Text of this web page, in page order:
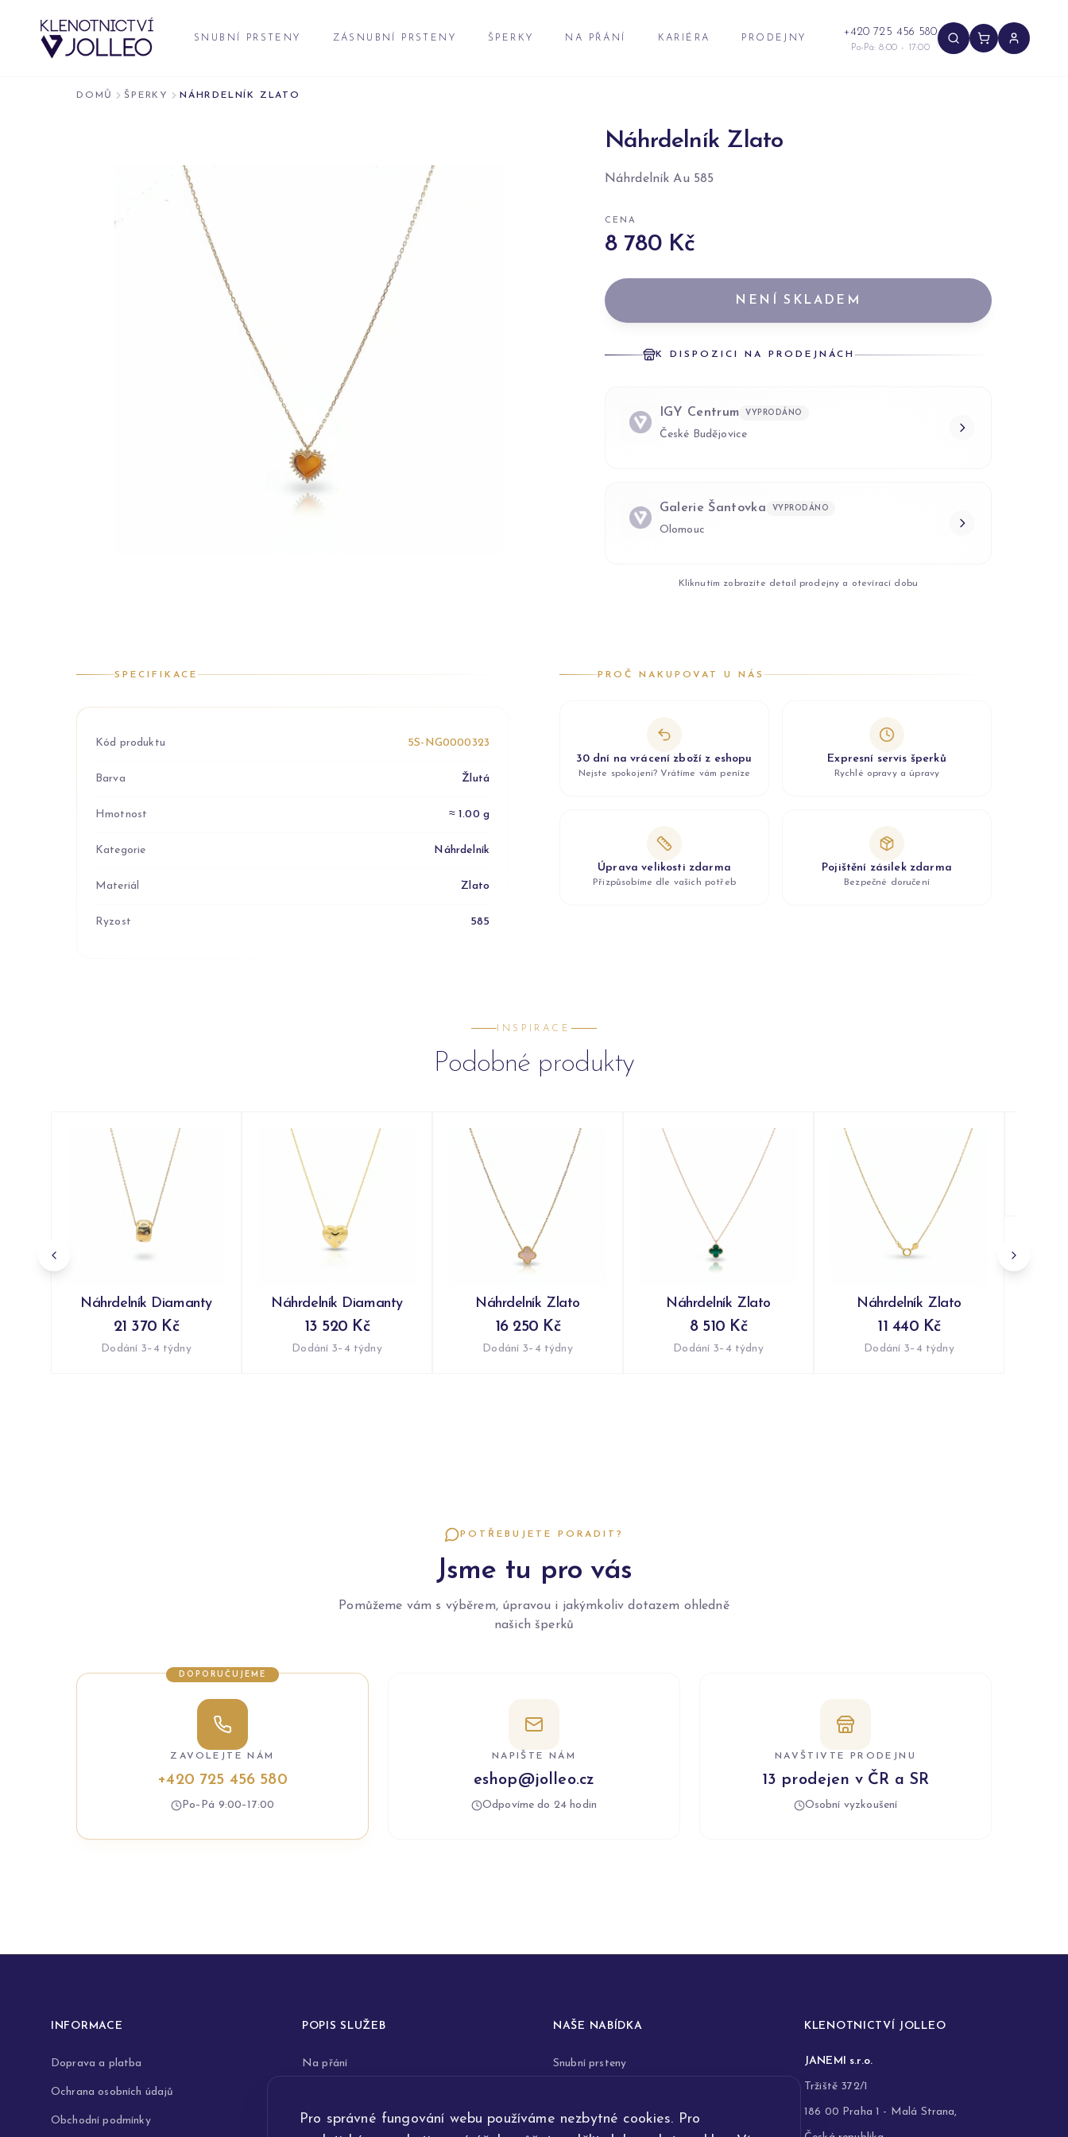
Pro správné fungování webu používáme nezbytné cookies. Pro
SNUBNÍ PRSTENY ZÁSNUBNÍ PRSTENY ŠPERKY NA PŘÁNÍ KARIÉRA PRODEJNY +420 725 456 580
Po-Pá: 8:00 - 17:00
DOMŮ ŠPERKY NÁHRDELNÍK ZLATO
Náhrdelník Zlato
Náhrdelník Au 585
CENA
8 780 Kč
NENÍ SKLADEM
K DISPOZICI NA PRODEJNÁCH
IGY Centrum VYPRODÁNO
České Budějovice
Galerie Šantovka VYPRODÁNO
Olomouc
Kliknutím zobrazíte detail prodejny a otevírací dobu
SPECIFIKACE
Kód produktu 5S-NG0000323
Barva Žlutá
Hmotnost ≈ 1.00 g
Kategorie Náhrdelník
Materiál Zlato
Ryzost 585
PROČ NAKUPOVAT U NÁS
30 dní na vrácení zboží z eshopu
Nejste spokojeni? Vrátíme vám peníze
Expresní servis šperků
Rychlé opravy a úpravy
Úprava velikosti zdarma
Přizpůsobíme dle vašich potřeb
Pojištění zásilek zdarma
Bezpečné doručení
INSPIRACE
Podobné produkty
Náhrdelník Diamanty
21 370 Kč
Dodání 3–4 týdny
Náhrdelník Diamanty
13 520 Kč
Dodání 3–4 týdny
Náhrdelník Zlato
16 250 Kč
Dodání 3–4 týdny
Náhrdelník Zlato
8 510 Kč
Dodání 3–4 týdny
Náhrdelník Zlato
11 440 Kč
Dodání 3–4 týdny
POTŘEBUJETE PORADIT?
Jsme tu pro vás
Pomůžeme vám s výběrem, úpravou i jakýmkoliv dotazem ohledně
našich šperků
DOPORUČUJEME
ZAVOLEJTE NÁM
+420 725 456 580
Po–Pá 9:00–17:00
NAPIŠTE NÁM
eshop@jolleo.cz
Odpovíme do 24 hodin
NAVŠTIVTE PRODEJNU
13 prodejen v ČR a SR
Osobní vyzkoušení
INFORMACE
Doprava a platba
Ochrana osobních údajů
Obchodní podmínky
POPIS SLUŽEB
Na přání
Opravy a renovace šperků
NAŠE NABÍDKA
Snubní prsteny
Šperky
KLENOTNICTVÍ JOLLEO
JANEMI s.r.o.
Tržiště 372/1
186 00 Praha 1 - Malá Strana,